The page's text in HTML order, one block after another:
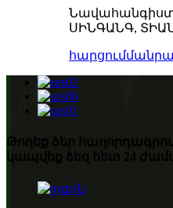
ՍԻՆԳԱՆԳ,
հարցում
Թողեք ձեր
կապվեք ձեզ հետ 24